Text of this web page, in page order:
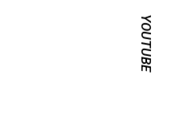
YOUTUBE